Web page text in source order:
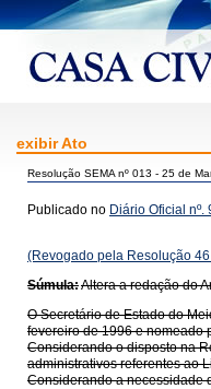
exibir Ato
Resolução SEMA nº 013 - 25 de
Publicado no Diário Oficial nº.
(Revogado pela Resolução
Súmula:Altera a redação do
O Secretário de Estado do
fevereiro de 1996 e nomeado
Considerando o disposto na
administrativos referentes ao
Considerando a necessidade